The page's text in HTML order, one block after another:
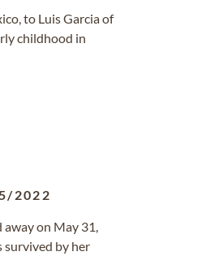
to Luis Garcia of
childhood in
2022
away on May 31,
survived by her